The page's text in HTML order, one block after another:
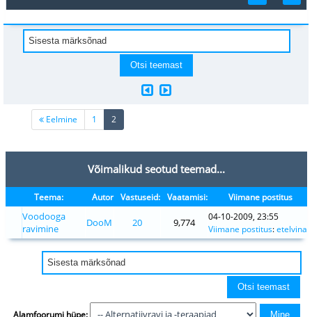
Eelmine 1 2
Võimalikud seotud teemad...
Teema: Autor Vastuseid: Vaatamisi: Viimane postitus
Voodooga
ravimine
DooM 20 9,774
04-10-2009, 23:55
Viimane postitus:etelvina
Alamfoorumi hüpe: